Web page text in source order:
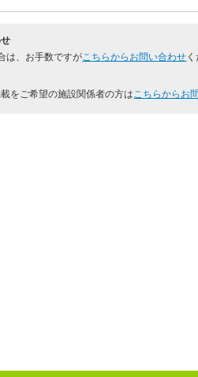
は、お手数ですがこちらからお問い合わせ
をご希望の施設関係者の方はこちらからお